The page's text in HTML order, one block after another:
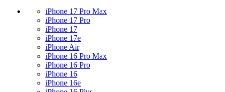
iPhone 17 Pro Max
iPhone 17 Pro
iPhone 17
iPhone 17e
iPhone Air
iPhone 16 Pro Max
iPhone 16 Pro
iPhone 16
iPhone 16e